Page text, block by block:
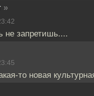
»
не запретишь....
то новая